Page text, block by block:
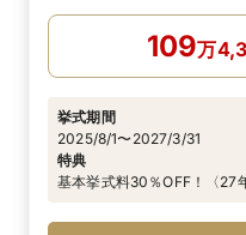
109万
挙式期間
2025/8/1〜2027/3/31
特典
基本挙式料30％OFF！〈27